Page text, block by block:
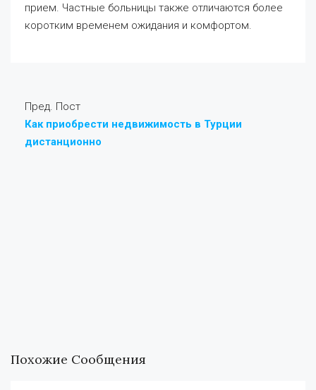
прием. Частные больницы также отличаются более
коротким временем ожидания и комфортом.
Пред. Пост
Как приобрести недвижимость в Турции
дистанционно
Похожие Сообщения